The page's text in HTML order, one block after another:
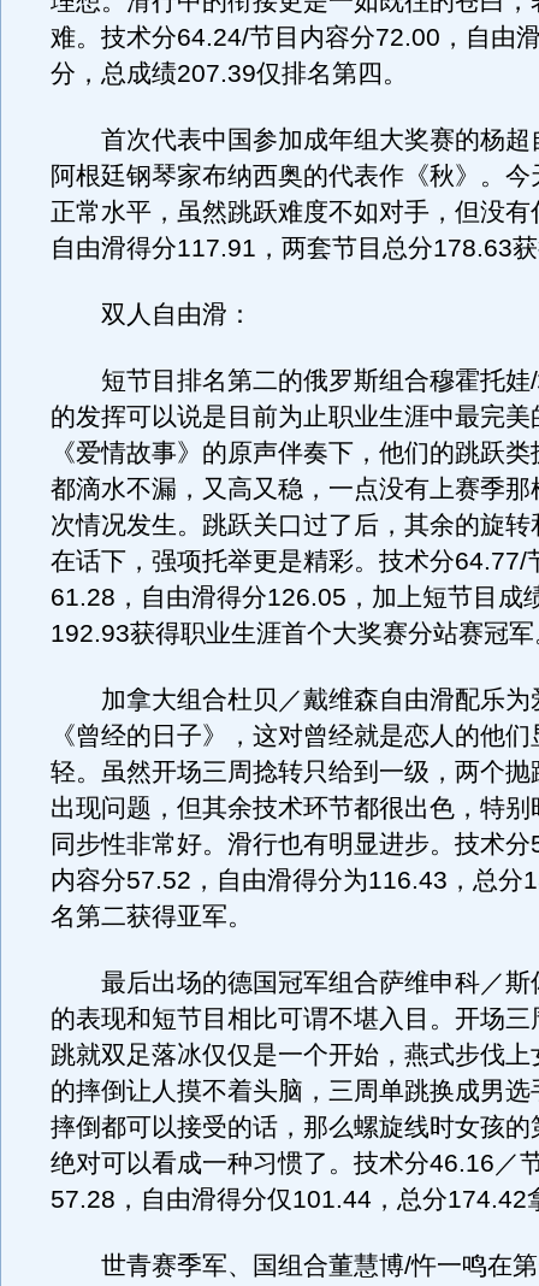
难。技术分64.24/节目内容分72.00，自由
分，总成绩207.39仅排名第四。
首次代表中国参加成年组大奖赛的杨超
阿根廷钢琴家布纳西奥的代表作《秋》。
正常水平，虽然跳跃难度不如对手，但没有
自由滑得分117.91，两套节目总分178.63
双人自由滑：
短节目排名第二的俄罗斯组合穆霍托娃/
的发挥可以说是目前为止职业生涯中最完美
《爱情故事》的原声伴奏下，他们的跳跃
都滴水不漏，又高又稳，一点没有上赛季那
次情况发生。跳跃关口过了后，其余的旋转
在话下，强项托举更是精彩。技术分64.77/
61.28，自由滑得分126.05，加上短节目成
192.93获得职业生涯首个大奖赛分站赛冠军
加拿大组合杜贝／戴维森自由滑配乐为
《曾经的日子》，这对曾经就是恋人的他
轻。虽然开场三周捻转只给到一级，两个抛
出现问题，但其余技术环节都很出色，特别
同步性非常好。滑行也有明显进步。技术
内容分57.52，自由滑得分为116.43，总分
名第二获得亚军。
最后出场的德国冠军组合萨维申科／斯
的表现和短节目相比可谓不堪入目。开场三
跳就双足落冰仅仅是一个开始，燕式步伐上
的摔倒让人摸不着头脑，三周单跳换成男选
摔倒都可以接受的话，那么螺旋线时女孩的
绝对可以看成一种习惯了。技术分46.16／
57.28，自由滑得分仅101.44，总分174.42
世青赛季军、国组合董慧博/忤一鸣在第